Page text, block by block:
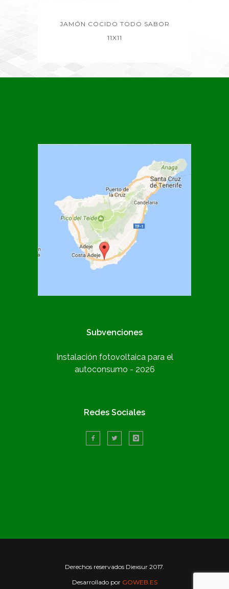
JAMÓN COCIDO TODO SABOR
11X11
Subvenciones
Instalación fotovoltaica para el
autoconsumo - 2026
Redes Sociales
Derechos reservados Diexsur 2017.
Desarrollado por GOWEB.ES